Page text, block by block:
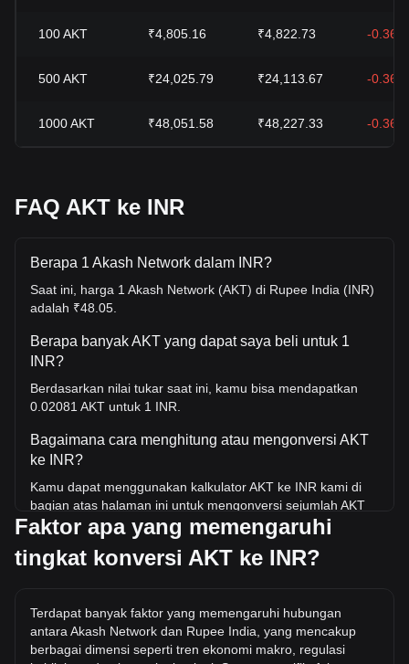
100AKT ₹4,805.16 ₹4,822.73 -0.36%
500AKT ₹24,025.79 ₹24,113.67 -0.36%
1000AKT ₹48,051.58 ₹48,227.33 -0.36%
FAQ AKT ke INR
Berapa 1 Akash Network dalam INR?
Saat ini, harga 1 Akash Network (AKT) di Rupee India (INR)
adalah ₹48.05.
Berapa banyak AKT yang dapat saya beli untuk 1
INR?
Berdasarkan nilai tukar saat ini, kamu bisa mendapatkan
0.02081 AKT untuk 1 INR.
Bagaimana cara menghitung atau mengonversi AKT
ke INR?
Kamu dapat menggunakan kalkulator AKT ke INR kami di
bagian atas halaman ini untuk mengonversi sejumlah AKT
ke INR. Kami juga menyertakan tabel referensi cepat untuk
konversi yang paling populer. Misalnya, 5 INR setara
dengan 0.1041 AKT, sedangkan 5 AKT akan berharga
Berapa harga AKT/INR tertinggi sepanjang sejarah?
Harga tertinggi sepanjang masa untuk 1 AKT di INR adalah
₹768.84. Masih harus dilihat apakah nilai 1 AKT/INR akan
Faktor apa yang memengaruhi
tingkat konversi AKT ke INR?
Terdapat banyak faktor yang memengaruhi hubungan
antara Akash Network dan Rupee India, yang mencakup
berbagai dimensi seperti tren ekonomi makro, regulasi